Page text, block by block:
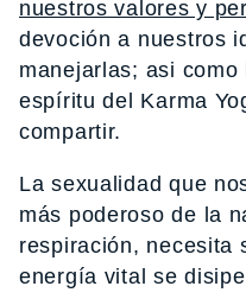
nuestros valores y
devoción a nuestros
manejarlas; asi como
espíritu del Karma
compartir.
La sexualidad que
más poderoso de la
respiración, necesita
energía vital se